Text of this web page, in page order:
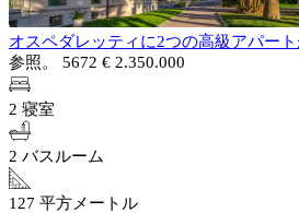
オスペダレッティに2つの高級アパート
参照。 5672 € 2.350.000
2 寝室
2 バスルーム
127 平方メートル